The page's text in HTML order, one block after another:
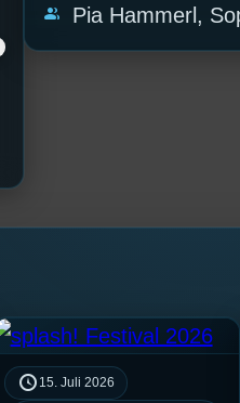
group Pia Hammerl,
15. Juli 2026